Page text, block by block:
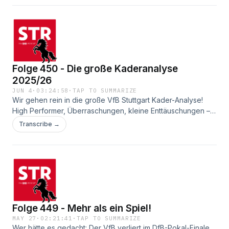
Pressefoto Baumann
Folge 450 - Die große Kaderanalyse
2025/26
JUN 4 · 03:24:58 ·TAP TO SUMMARIZE
Wir gehen rein in die große VfB Stuttgart Kader-Analyse!
High Performer, Überraschungen, kleine Enttäuschungen –
alles ist mit dabei. SHOWNOTES: STR Discord Server
Spieler der Saison - die Tabelle erstellt von Jonathan
Transcribe →
Folge 449 - Mehr als ein Spiel!
MAY 27 · 02:21:41 ·TAP TO SUMMARIZE